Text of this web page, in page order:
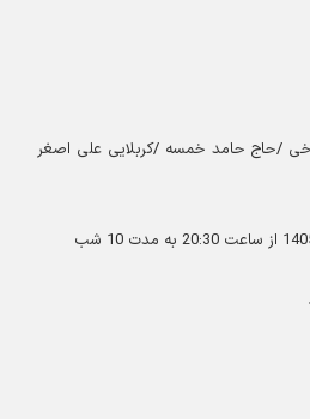
حاج حامد خمسه /کربلایی علی اصغر